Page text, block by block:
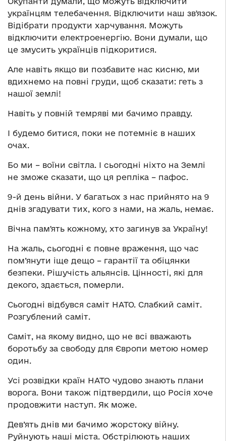
українцям телебачення. Відключити наш звʼязок.
Відібрати продукти харчування. Можуть
відключити електроенергію. Вони думали, що
це змусить українців підкоритися.
Але навіть якщо ви позбавите нас кисню, ми
вдихнемо на повні груди, щоб сказати: геть з
нашої землі!
Навіть у повній темряві ми бачимо правду.
І будемо битися, поки не потемніє в наших
очах.
Бо ми – воїни світла. І сьогодні ніхто на Землі
не зможе сказати, що ця репліка – пафос.
9-й день війни. У багатьох з нас прийнято на 9
днів згадувати тих, кого з нами, на жаль, немає.
Вічна памʼять кожному, хто загинув за Україну!
На жаль, сьогодні є повне враження, що час
пом’янути іще дещо – гарантії та обіцянки
безпеки. Рішучість альянсів. Цінності, які для
декого, здається, померли.
Сьогодні відбувся саміт НАТО. Слабкий саміт.
Розгублений саміт.
Саміт, на якому видно, що не всі вважають
боротьбу за свободу для Європи метою номер
один.
Усі розвідки країн НАТО чудово знають плани
ворога. Вони також підтвердили, що Росія хоче
продовжити наступ. Як може.
Дев’ять днів ми бачимо жорстоку війну.
Руйнують наші міста. Обстрілюють наших